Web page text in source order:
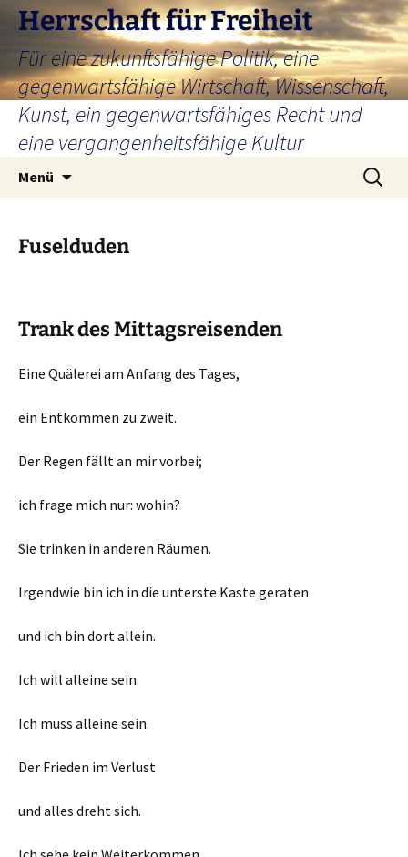
Zum
Inhalt
springen
Herrschaft für Freiheit
Für eine zukunftsfähige Politik, eine
gegenwartsfähige Wirtschaft, Wissenschaft,
Kunst, ein gegenwartsfähiges Recht und
eine vergangenheitsfähige Kultur
Menü
Suchen
nach:
Fuselduden
Trank des Mittagsreisenden
Eine Quälerei am Anfang des Tages,
ein Entkommen zu zweit.
Der Regen fällt an mir vorbei;
ich frage mich nur: wohin?
Sie trinken in anderen Räumen.
Irgendwie bin ich in die unterste Kaste geraten
und ich bin dort allein.
Ich will alleine sein.
Ich muss alleine sein.
Der Frieden im Verlust
und alles dreht sich.